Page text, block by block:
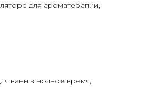
для ароматерапии,
ванн в ночное время,